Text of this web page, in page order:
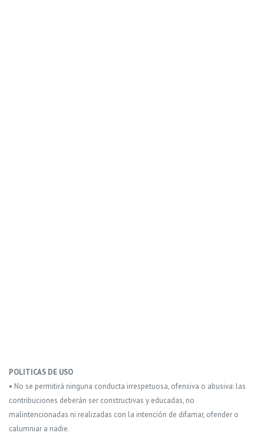
POLITICAS DE USO
• No se permitirá ninguna conducta irrespetuosa, ofensiva o abusiva: las
contribuciones deberán ser constructivas y educadas, no
malintencionadas ni realizadas con la intención de difamar, ofender o
calumniar a nadie.